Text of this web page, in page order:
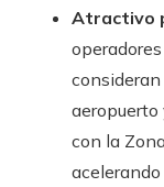
Atractivo
con la